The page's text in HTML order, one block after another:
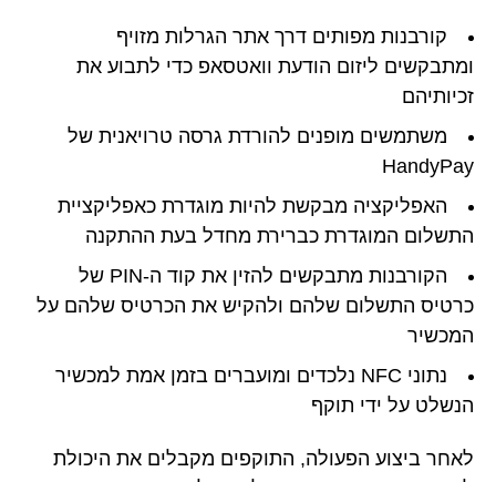
קורבנות מפותים דרך אתר הגרלות מזויף
ומתבקשים ליזום הודעת וואטסאפ כדי לתבוע את
זכיותיהם
משתמשים מופנים להורדת גרסה טרויאנית של
HandyPay
האפליקציה מבקשת להיות מוגדרת כאפליקציית
התשלום המוגדרת כברירת מחדל בעת ההתקנה
הקורבנות מתבקשים להזין את קוד ה-PIN של
כרטיס התשלום שלהם ולהקיש את הכרטיס שלהם על
המכשיר
נתוני NFC נלכדים ומועברים בזמן אמת למכשיר
הנשלט על ידי תוקף
לאחר ביצוע הפעולה, התוקפים מקבלים את היכולת